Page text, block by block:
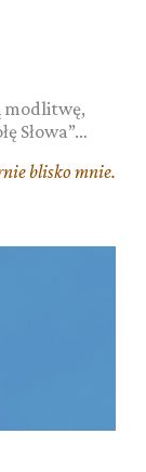
modlitwę,
Słowa”…
blisko mnie.